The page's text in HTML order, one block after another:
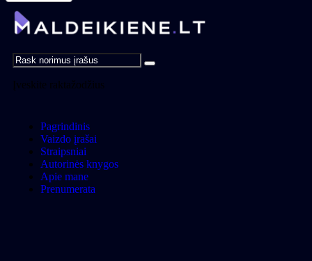
Įveskite raktažodžius
Pagrindinis
Vaizdo įrašai
Straipsniai
Autorinės knygos
Apie mane
Prenumerata